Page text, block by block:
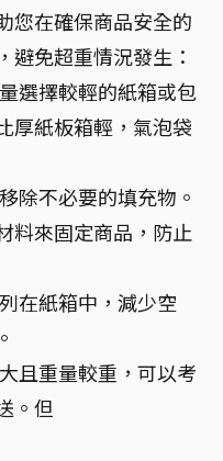
您在確保商品安全的
避免超重情況發生：
選擇較輕的紙箱或包
厚紙板箱輕，氣泡袋
除不必要的填充物。
料來固定商品，防止
在紙箱中，減少空
且重量較重，可以考
。但